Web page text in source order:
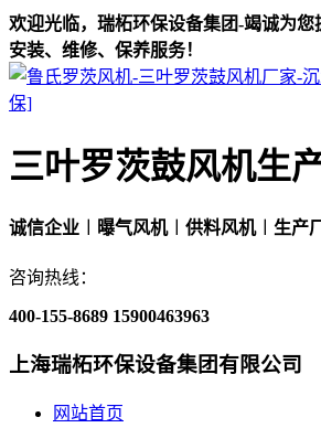
欢迎光临，瑞柘环保设备集团-竭诚为您
安装、维修、保养服务！
三叶罗茨鼓风机生
诚信企业︱曝气风机︱供料风机︱生产
咨询热线：
400-155-8689 15900463963
上海瑞柘环保设备集团有限公司
网站首页